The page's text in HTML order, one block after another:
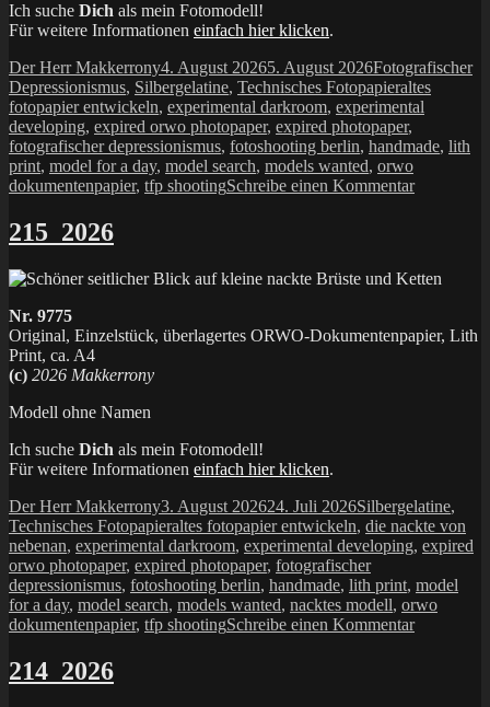
Ich suche Dich als mein Fotomodell!
Für weitere Informationen einfach hier klicken.
Autor
Der Herr MakkerronyVeröffentlicht
am
4. August 20265. August 2026Kategorien
Fotografischer
Depressionismus, Silbergelatine, Technisches FotopapierSchlagwörter
altes
fotopapier entwickeln, experimental darkroom, experimental
developing, expired orwo photopaper, expired photopaper,
fotografischer depressionismus, fotoshooting berlin, handmade, lith
print, model for a day, model search, models wanted, orwo
dokumentenpapier, tfp shootingSchreibe einen Kommentarzu
215_2026
Nr. 9775
Original, Einzelstück, überlagertes ORWO-Dokumentenpapier, Lith
Print, ca. A4
(c) 2026 Makkerrony
Modell ohne Namen
Ich suche Dich als mein Fotomodell!
Für weitere Informationen einfach hier klicken.
Autor
Der Herr MakkerronyVeröffentlicht
am
3. August 202624. Juli 2026Kategorien
Silbergelatine,
Technisches FotopapierSchlagwörter
altes fotopapier entwickeln, die nackte von
nebenan, experimental darkroom, experimental developing, expired
orwo photopaper, expired photopaper, fotografischer
depressionismus, fotoshooting berlin, handmade, lith print, model
for a day, model search, models wanted, nacktes modell, orwo
dokumentenpapier, tfp shootingSchreibe einen Kommentarzu
214_2026